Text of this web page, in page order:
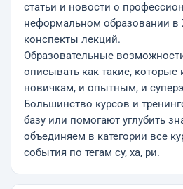
статьи и новости о
неформальном образовании в
конспекты лекций.
Образовательные
описывать как такие, которые
новичкам, и опытным, и
Большинство курсов и
базу или помогают углубить
объединяем в категории все
события по тегам су, ха, ри.